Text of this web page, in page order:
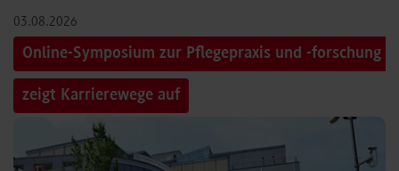
03.08.2026
Online-Symposium zur Pflegepraxis und -forschung
zeigt Karrierewege auf